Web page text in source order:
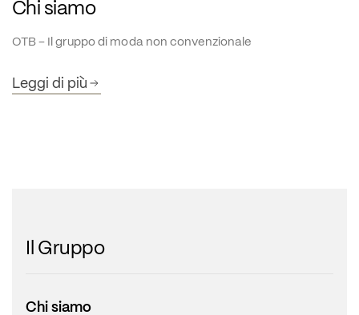
Chi siamo
OTB – Il gruppo di moda non convenzionale
Leggi di più
Il Gruppo
Chi siamo